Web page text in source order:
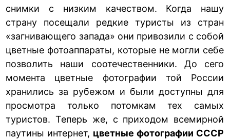
снимки с низким качеством. Когда нашу
страну посещали редкие туристы из стран
«загнивающего запада» они привозили с собой
цветные фотоаппараты, которые не могли себе
позволить наши соотечественники. До сего
момента цветные фотографии той России
хранились за рубежом и были доступны для
просмотра только потомкам тех самых
туристов. Теперь же, с приходом всемирной
паутины интернет, цветные фотографии СССР